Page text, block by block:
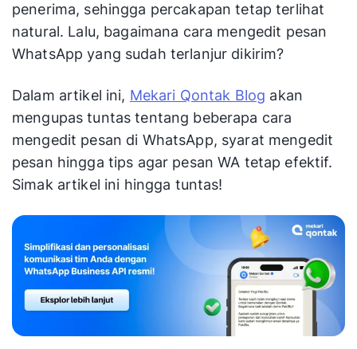
penerima, sehingga percakapan tetap terlihat
natural. Lalu, bagaimana cara mengedit pesan
WhatsApp yang sudah terlanjur dikirim?
Dalam artikel ini, Mekari Qontak Blog akan
mengupas tuntas tentang beberapa cara
mengedit pesan di WhatsApp, syarat mengedit
pesan hingga tips agar pesan WA tetap efektif.
Simak artikel ini hingga tuntas!